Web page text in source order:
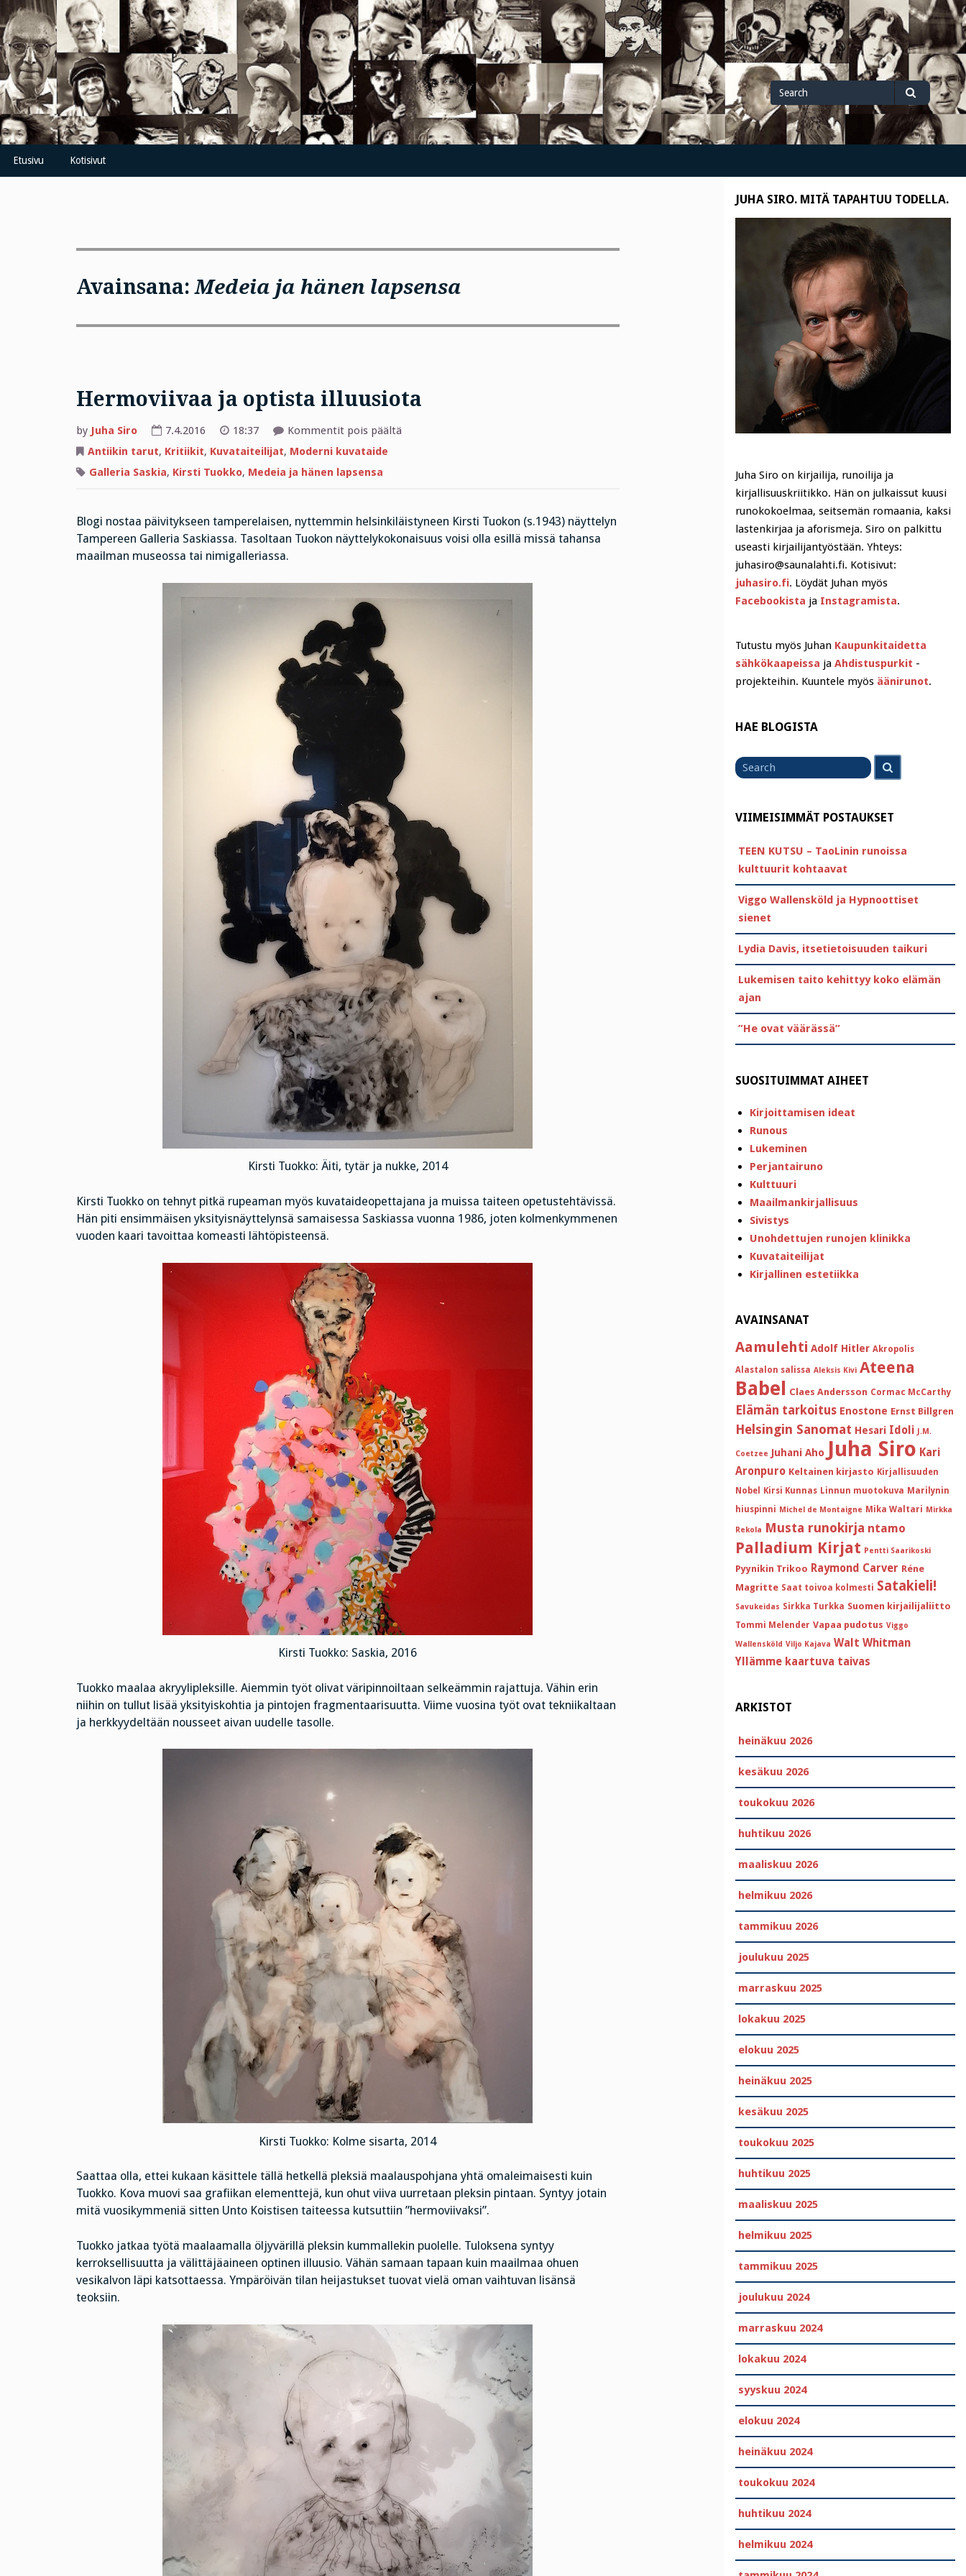
Skip
to
content
Search
for
Search
Etusivu Kotisivut
Avainsana:Medeia ja hänen lapsensa
Hermoviivaa ja optista illuusiota
by Juha Siro 7.4.2016 18:37 Kommentit pois päältäartikkelissa
Antiikin tarut, Kritiikit, Kuvataiteilijat, Moderni kuvataide
Galleria Saskia, Kirsti Tuokko, Medeia ja hänen lapsensa
Blogi nostaa päivitykseen tamperelaisen, nyttemmin helsinkiläistyneen Kirsti Tuokon (s.1943) näyttelyn
Tampereen Galleria Saskiassa. Tasoltaan Tuokon näyttelykokonaisuus voisi olla esillä missä tahansa
maailman museossa tai nimigalleriassa.
Kirsti Tuokko: Äiti, tytär ja nukke, 2014
Kirsti Tuokko on tehnyt pitkä rupeaman myös kuvataideopettajana ja muissa taiteen opetustehtävissä.
Hän piti ensimmäisen yksityisnäyttelynsä samaisessa Saskiassa vuonna 1986, joten kolmenkymmenen
vuoden kaari tavoittaa komeasti lähtöpisteensä.
Kirsti Tuokko: Saskia, 2016
Tuokko maalaa akryylipleksille. Aiemmin työt olivat väripinnoiltaan selkeämmin rajattuja. Vähin erin
niihin on tullut lisää yksityiskohtia ja pintojen fragmentaarisuutta. Viime vuosina työt ovat tekniikaltaan
ja herkkyydeltään nousseet aivan uudelle tasolle.
Kirsti Tuokko: Kolme sisarta, 2014
Saattaa olla, ettei kukaan käsittele tällä hetkellä pleksiä maalauspohjana yhtä omaleimaisesti kuin
Tuokko. Kova muovi saa grafiikan elementtejä, kun ohut viiva uurretaan pleksin pintaan. Syntyy jotain
mitä vuosikymmeniä sitten Unto Koistisen taiteessa kutsuttiin ”hermoviivaksi”.
Tuokko jatkaa työtä maalaamalla öljyvärillä pleksin kummallekin puolelle. Tuloksena syntyy
kerroksellisuutta ja välittäjäaineen optinen illuusio. Vähän samaan tapaan kuin maailmaa ohuen
vesikalvon läpi katsottaessa. Ympäröivän tilan heijastukset tuovat vielä oman vaihtuvan lisänsä
teoksiin.
JUHA SIRO. MITÄ TAPAHTUU TODELLA.
Juha Siro on kirjailija, runoilija ja
kirjallisuuskriitikko. Hän on julkaissut kuusi
runokokoelmaa, seitsemän romaania, kaksi
lastenkirjaa ja aforismeja. Siro on palkittu
useasti kirjailijantyöstään. Yhteys:
juhasiro@saunalahti.fi. Kotisivut:
juhasiro.fi. Löydät Juhan myös
Facebookista ja Instagramista.
Tutustu myös Juhan Kaupunkitaidetta
sähkökaapeissa ja Ahdistuspurkit -
projekteihin. Kuuntele myös äänirunot.
HAE BLOGISTA
for
VIIMEISIMMÄT POSTAUKSET
TEEN KUTSU – TaoLinin runoissa
kulttuurit kohtaavat
Viggo Wallensköld ja Hypnoottiset
sienet
Lydia Davis, itsetietoisuuden taikuri
Lukemisen taito kehittyy koko elämän
ajan
”He ovat väärässä”
SUOSITUIMMAT AIHEET
Kirjoittamisen ideat
Runous
Lukeminen
Perjantairuno
Kulttuuri
Maailmankirjallisuus
Sivistys
Unohdettujen runojen klinikka
Kuvataiteilijat
Kirjallinen estetiikka
AVAINSANAT
Aamulehti Adolf Hitler Akropolis
Alastalon salissa Aleksis Kivi Ateena
Babel Claes Andersson Cormac McCarthy
Elämän tarkoitus Enostone Ernst Billgren
Helsingin Sanomat Hesari Idoli J.M.
Coetzee Juhani Aho Juha Siro Kari
Aronpuro Keltainen kirjasto Kirjallisuuden
Nobel
Kirsi Kunnas Linnun muotokuva Marilynin
hiuspinni Michel de Montaigne Mika Waltari Mirkka
Rekola Musta runokirja ntamo
Palladium Kirjat Pentti Saarikoski
Pyynikin Trikoo Raymond Carver Réne
Magritte Saat toivoa kolmesti Satakieli!
Savukeidas Sirkka Turkka Suomen kirjailijaliitto
Tommi Melender Vapaa pudotus Viggo
Wallensköld Viljo Kajava Walt Whitman
Yllämme kaartuva taivas
ARKISTOT
heinäkuu 2026
kesäkuu 2026
toukokuu 2026
huhtikuu 2026
maaliskuu 2026
helmikuu 2026
tammikuu 2026
joulukuu 2025
marraskuu 2025
lokakuu 2025
elokuu 2025
heinäkuu 2025
kesäkuu 2025
toukokuu 2025
huhtikuu 2025
maaliskuu 2025
helmikuu 2025
tammikuu 2025
joulukuu 2024
marraskuu 2024
lokakuu 2024
syyskuu 2024
elokuu 2024
heinäkuu 2024
toukokuu 2024
huhtikuu 2024
helmikuu 2024